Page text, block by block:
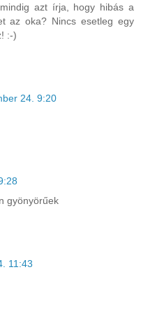
azt írja, hogy hibás a
az oka? Nincs esetleg egy
:-)
24. 9:20
gyönyörűek
11:43